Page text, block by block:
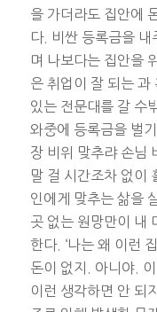
을 가더라도 집안에
다. 비싼 등록금을 내
며 나보다는 집안을
은 취업이 잘 되는 과
있는 전문대를 갈 수
와중에 등록금을 벌
장 비위 맞추랴 손님
말 걸 시간조차 없이
인에게 맞추는 삶을
곳 없는 원망만이 내
한다. ‘나는 왜 이런
돈이 없지. 아니야.
이런 생각하면 안 되